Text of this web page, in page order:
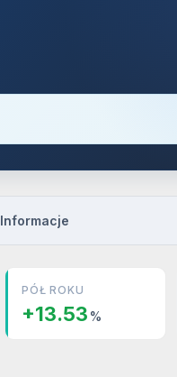
Informacje
PÓŁ ROKU
+13.53 %